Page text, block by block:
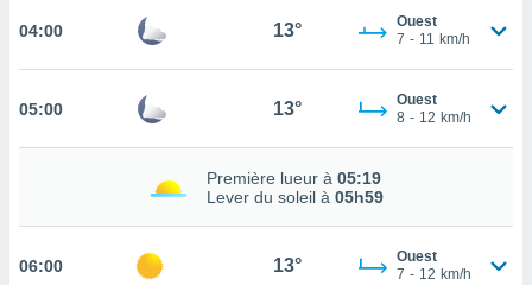
des
par le
de
CONTINUER
04:00 13°
Ouest
7 - 11 km/h
05:00 13°
Ouest
8 - 12 km/h
Première lueur à 05:19
Lever du soleil à 05h59
06:00 13°
Ouest
7 - 12 km/h